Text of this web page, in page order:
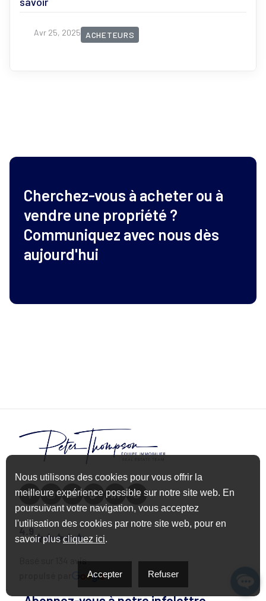
Avr 25, 2025 ACHETEURS
Cherchez-vous à acheter ou à
vendre une propriété ?
Communiquez avec nous dès
aujourd'hui
Basé sur 134 avis
Nous utilisons des cookies pour vous offrir la
meilleure expérience possible sur notre site web. En
poursuivant votre navigation, vous acceptez
l'utilisation des cookies par notre site web, pour en
savoir plus cliquez ici.
Accepter Refuser